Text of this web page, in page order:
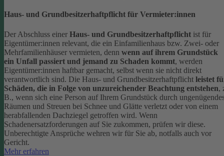
Haus- und Grundbesitzerhaftpflicht für Vermieter:innen
Der Abschluss einer Haus- und Grundbesitzerhaftpflicht ist für
Eigentümer:innen relevant, die ein Einfamilienhaus bzw. Zwei- oder
Mehrfamilienhäuser vermieten, denn wenn auf ihrem Grundstück
ein Unfall passiert und jemand zu Schaden kommt, werden
Eigentümer:innen haftbar gemacht, selbst wenn sie nicht direkt
verantwortlich sind. Die Haus- und Grundbesitzerhaftpflicht leistet
Schäden, die in Folge von unzureichender Beachtung entstehen,
B., wenn sich eine Person auf Ihrem Grundstück durch
Räumen und Streuen bei Schnee und Glätte verletzt oder von einem
herabfallenden Dachziegel getroffen wird. Wenn
Schadenersatzforderungen auf Sie zukommen, prüfen wir diese.
Unberechtigte Ansprüche wehren wir für Sie ab, notfalls auch vor
Gericht.
Mehr erfahren